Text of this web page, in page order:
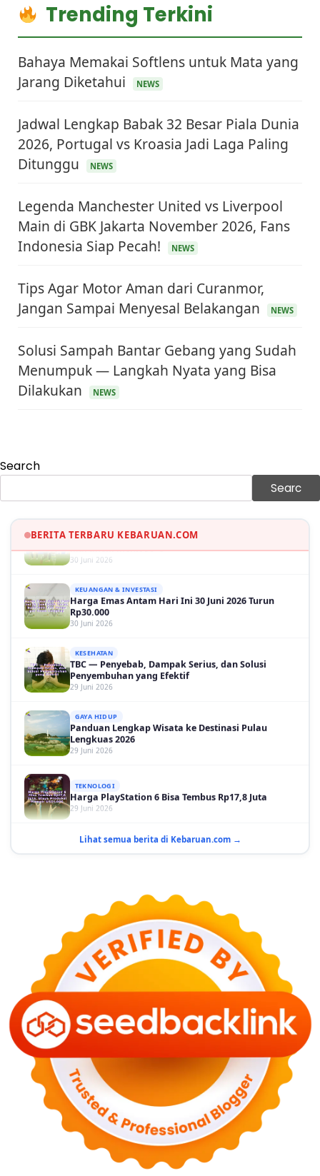
Trending Terkini
Bahaya Memakai Softlens untuk Mata yang
Jarang Diketahui
NEWS
Jadwal Lengkap Babak 32 Besar Piala Dunia
2026, Portugal vs Kroasia Jadi Laga Paling
Ditunggu
NEWS
Legenda Manchester United vs Liverpool
Main di GBK Jakarta November 2026, Fans
Indonesia Siap Pecah!
NEWS
Tips Agar Motor Aman dari Curanmor,
Jangan Sampai Menyesal Belakangan
NEWS
Solusi Sampah Bantar Gebang yang Sudah
Menumpuk — Langkah Nyata yang Bisa
Dilakukan
NEWS
Search
Searc
BERITA TERBARU KEBARUAN.COM
KEUANGAN & INVESTASI
Harga Minyak Dunia Hari Ini Naik, WTI dan Brent
Sama-sama Menguat
30 Juni 2026
KEUANGAN & INVESTASI
Rp30.000
30 Juni 2026
KESEHATAN
Penyembuhan yang Efektif
29 Juni 2026
GAYA HIDUP
Lengkuas 2026
29 Juni 2026
29 Juni 2026
Terduga
Diketahui
29 Juni 2026
NASIONAL
PLN Kalimantan Lakukan Manajemen Beban
Akibat Gangguan PLTGU
29 Juni 2026
KEUANGAN & INVESTASI
Harga Minyak Dunia Hari Ini Naik, WTI dan Brent
Sama-sama Menguat
GAYA HIDUP
Sinopsis Film Marauders, Misteri Perampokan
Bank dengan Konspirasi Tersembunyi
30 Juni 2026
OLAH RAGA
Hasil Brasil vs Jepang 2-1: Comeback Dramatis, Gol
Martinelli Menit 90+5
Lihat semua berita di Kebaruan.com →